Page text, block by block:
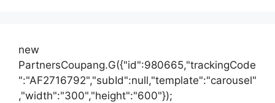
new
PartnersCoupang.G({"id":980665,"trackingCode
":"AF2716792","subId":null,"template":"carousel"
,"width":"300","height":"600"});